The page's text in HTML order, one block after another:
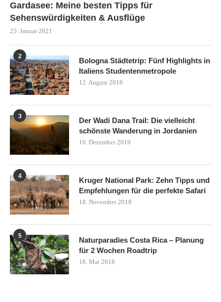
Gardasee: Meine besten Tipps für
Sehenswürdigkeiten & Ausflüge
25. Januar 2021
2
Bologna Städtetrip: Fünf Highlights in
Italiens Studentenmetropole
12. August 2018
3
Der Wadi Dana Trail: Die vielleicht
schönste Wanderung in Jordanien
10. Dezember 2019
4
Kruger National Park: Zehn Tipps und
Empfehlungen für die perfekte Safari
18. November 2018
5
Naturparadies Costa Rica – Planung
für 2 Wochen Roadtrip
18. Mai 2018